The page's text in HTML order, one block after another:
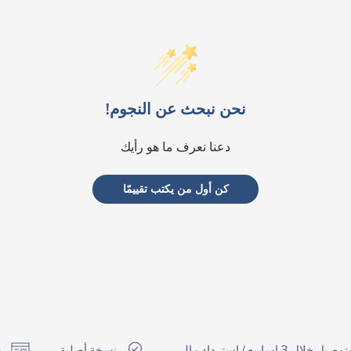
نحن نبحث عن النجوم!
دعنا نعرف ما هو رأيك
كن أول من يكتب تقييمًا